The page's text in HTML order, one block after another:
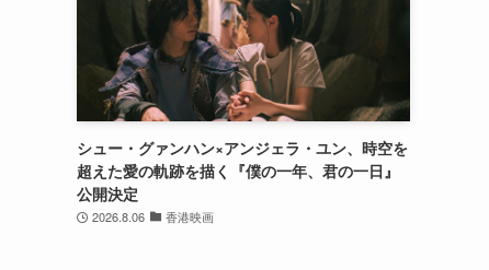
シュー・グァンハン×アンジェラ・ユン、時空を
超えた愛の軌跡を描く『僕の一年、君の一日』
公開決定
2026.8.06 香港映画